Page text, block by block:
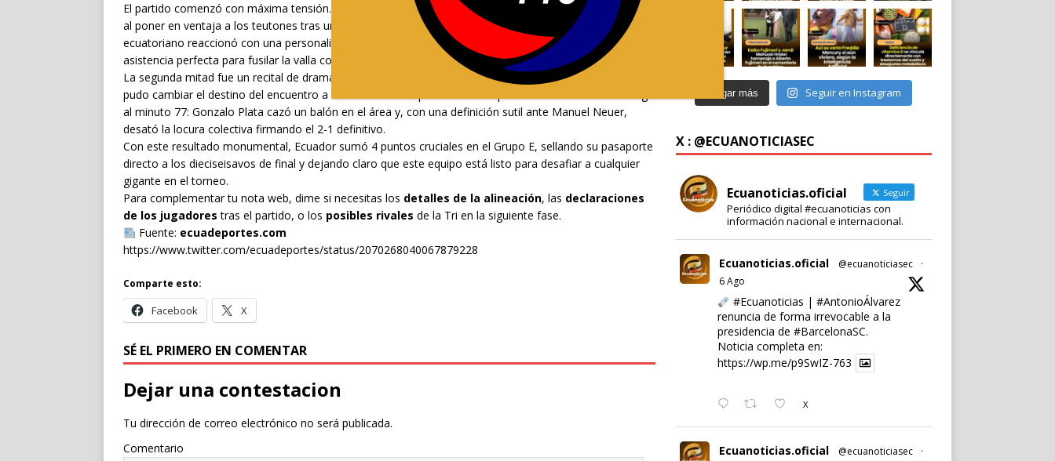
El partido comenzó con máxima tensión. Apenas al minuto 2, Leroy Sané encendió las alarmas locales
al poner en ventaja a los teutones tras un desajuste defensivo. Lejos de venirse abajo, el combinado
ecuatoriano reaccionó con una personalidad admirable. Al minuto 9, Nilson Angulo aprovechó una
asistencia perfecta para fusilar la valla contraria y encender la ilusión de millones de hinchas.
La segunda mitad fue un recital de drama y estrategia. El VAR se vistió de héroe al anular un penal que
pudo cambiar el destino del encuentro a favor de los europeos. La recompensa al esfuerzo tricolor llegó
al minuto 77: Gonzalo Plata cazó un balón en el área y, con una definición sutil ante Manuel Neuer,
desató la locura colectiva firmando el 2-1 definitivo.
Con este resultado monumental, Ecuador sumó 4 puntos cruciales en el Grupo E, sellando su pasaporte
directo a los dieciseisavos de final y dejando claro que este equipo está listo para desafiar a cualquier
gigante en el torneo.
Para complementar tu nota web, dime si necesitas los detalles de la alineación, las declaraciones
de los jugadores tras el partido, o los posibles rivales de la Tri en la siguiente fase.
Fuente: ecuadeportes.com
https://www.twitter.com/ecuadeportes/status/2070268040067879228
Comparte esto:
Facebook X
SÉ EL PRIMERO EN COMENTAR
Dejar una contestacion
Tu dirección de correo electrónico no será publicada.
Comentario
Cargar más Seguir en Instagram
X : @ECUANOTICIASEC
Ecuanoticias.oficial Seguir
Periódico digital #ecuanoticias con
información nacional e internacional.
Ecuanoticias.oficial @ecuanoticiasec
·
6 Ago
#Ecuanoticias | #AntonioÁlvarez
renuncia de forma irrevocable a la
presidencia de #BarcelonaSC.
Noticia completa en:
https://wp.me/p9SwIZ-763
X
Ecuanoticias.oficial @ecuanoticiasec
·